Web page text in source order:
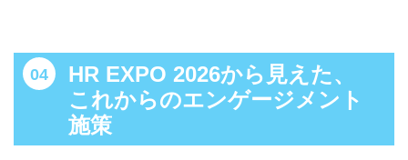
HR EXPO 2026から見えた、
これからのエンゲージメント
施策